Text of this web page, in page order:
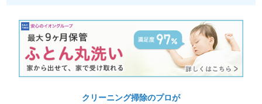
クリーニング掃除のプロが